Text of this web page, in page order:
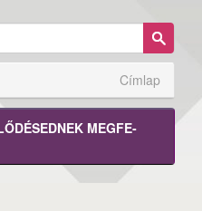
Címlap
MEGFE­